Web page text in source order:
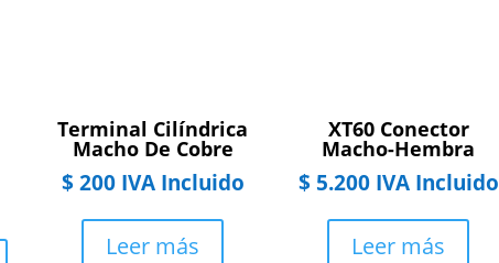
Terminal Cilíndrica
Macho De Cobre
$200 IVA Incluido
Leer más
XT60 Conector
Macho-Hembra
$5.200 IVA Incluido
Leer más